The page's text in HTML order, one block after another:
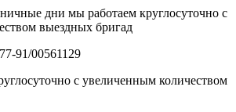
дни мы работаем круглосуточно с
выездных бригад
91/00561129
с увеличенным количеством